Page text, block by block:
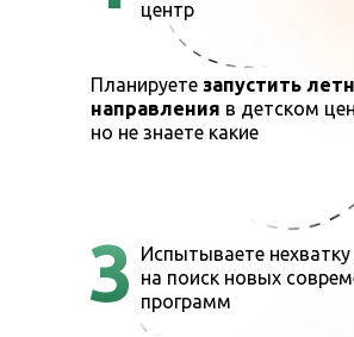
3
центр
Планируете запустить
направления в детском
но не знаете какие
Испытываете
на поиск новых
программ